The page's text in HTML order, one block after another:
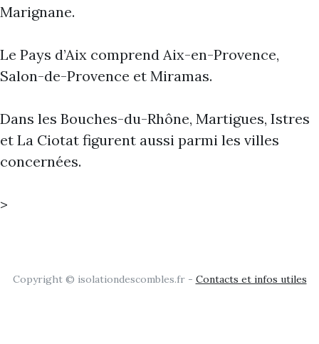
Marignane.
Le Pays d’Aix comprend Aix-en-Provence,
Salon-de-Provence et Miramas.
Dans les Bouches-du-Rhône, Martigues, Istres
et La Ciotat figurent aussi parmi les villes
concernées.
>
Copyright © isolationdescombles.fr - Contacts et infos utiles